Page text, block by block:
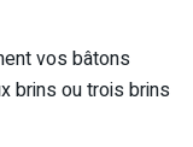
vos bâtons
brins ou trois brins